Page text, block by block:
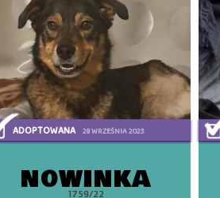
ADOPTOWANA 28 WRZEŚNIA 2023
NOWINKA
1759/22